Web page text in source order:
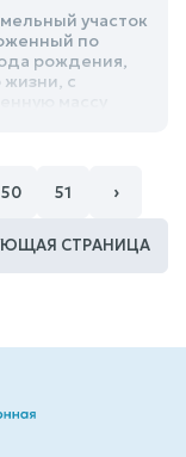
участок
по
рождения,
с
50 51 ›
СТРАНИЦА